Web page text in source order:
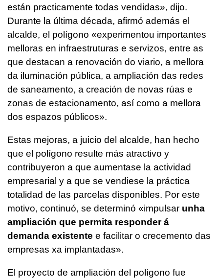
están practicamente todas vendidas», dijo.
Durante la última década, afirmó además el
alcalde, el polígono «experimentou importantes
melloras en infraestruturas e servizos, entre as
que destacan a renovación do viario, a mellora
da iluminación pública, a ampliación das redes
de saneamento, a creación de novas rúas e
zonas de estacionamento, así como a mellora
dos espazos públicos».
Estas mejoras, a juicio del alcalde, han hecho
que el polígono resulte más atractivo y
contribuyeron a que aumentase la actividad
empresarial y a que se vendiese la práctica
totalidad de las parcelas disponibles. Por este
motivo, continuó, se determinó «impulsar unha
ampliación que permita responder á
demanda existente e facilitar o crecemento das
empresas xa implantadas».
El proyecto de ampliación del polígono fue